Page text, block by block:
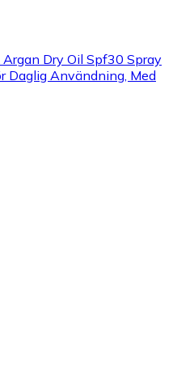
Dry Oil Spf30 Spray
Daglig Användning, Med